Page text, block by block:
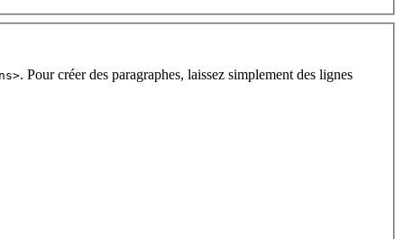
. Pour créer des paragraphes, laissez simplement des lignes